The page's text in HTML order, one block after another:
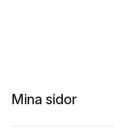
Mina sidor